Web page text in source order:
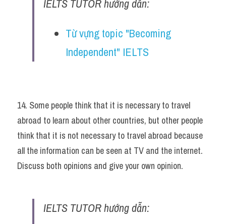
IELTS TUTOR hướng dẫn:
Từ vựng topic "Becoming
Independent" IELTS
14. Some people think that it is necessary to travel
abroad to learn about other countries, but other people
think that it is not necessary to travel abroad because
all the information can be seen at TV and the internet.
Discuss both opinions and give your own opinion.
IELTS TUTOR hướng dẫn: